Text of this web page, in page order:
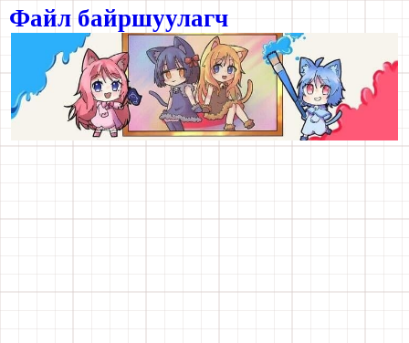
Файл байршуулагч